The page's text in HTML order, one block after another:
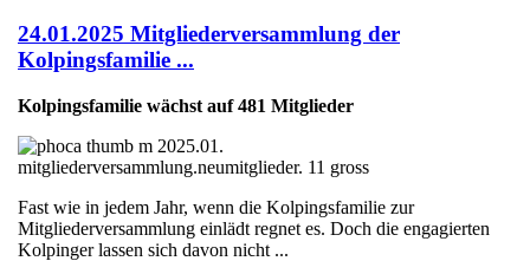
24.01.2025 Mitgliederversammlung der
Kolpingsfamilie ...
Kolpingsfamilie wächst auf 481 Mitglieder
Fast wie in jedem Jahr, wenn die Kolpingsfamilie zur
Mitgliederversammlung einlädt regnet es. Doch die engagierten
Kolpinger lassen sich davon nicht ...